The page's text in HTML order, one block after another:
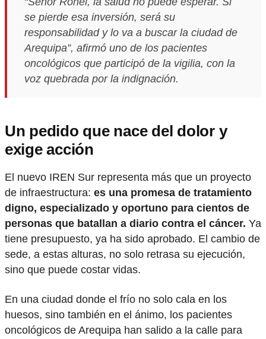
se pierde esa inversión, será su
responsabilidad y lo va a buscar la ciudad de
Arequipa”, afirmó uno de los pacientes
oncológicos que participó de la vigilia, con la
voz quebrada por la indignación.
Un pedido que nace del dolor y
exige acción
El nuevo IREN Sur representa más que un proyecto
de infraestructura: es una promesa de tratamiento
digno, especializado y oportuno para cientos de
personas que batallan a diario contra el cáncer. Ya
tiene presupuesto, ya ha sido aprobado. El cambio de
sede, a estas alturas, no solo retrasa su ejecución,
sino que puede costar vidas.
En una ciudad donde el frío no solo cala en los
huesos, sino también en el ánimo, los pacientes
oncológicos de Arequipa han salido a la calle para